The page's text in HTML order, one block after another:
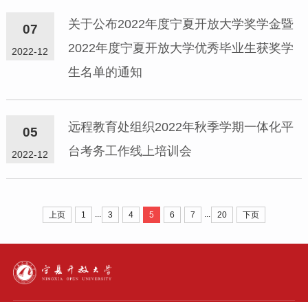
07
2022-12
关于公布2022年度宁夏开放大学奖学金暨
2022年度宁夏开放大学优秀毕业生获奖学
生名单的通知
05
2022-12
远程教育处组织2022年秋季学期一体化平
台考务工作线上培训会
上页 1 ... 3 4 5 6 7 ... 20 下页